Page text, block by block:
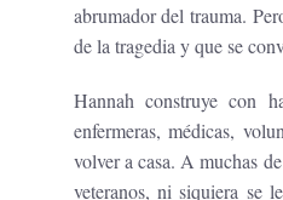
abrumador del trauma.
de la tragedia y que se
Hannah construye con
enfermeras, médicas,
volver a casa. A muchas
veteranos, ni siquiera se